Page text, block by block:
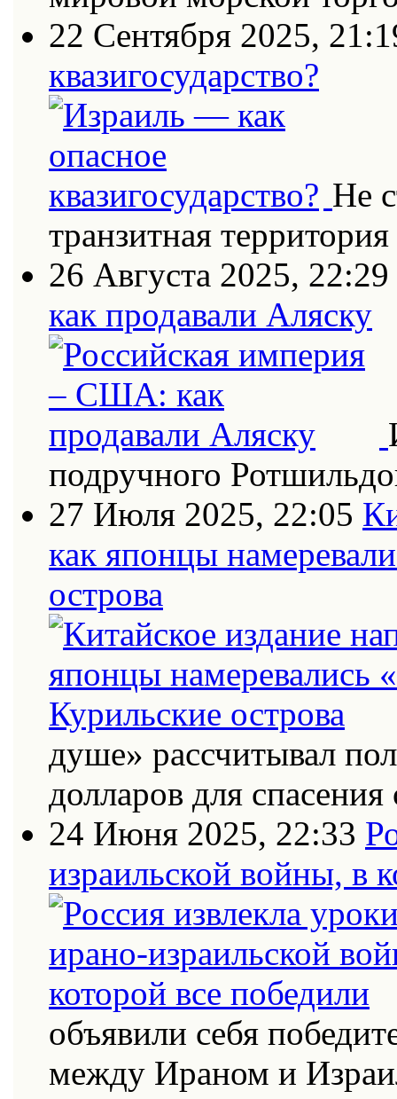
22 Сентября 2025,
квазигосударство?
Не
транзитная территория
26 Августа 2025, 22:29
как продавали Аляску
подручного
27 Июля 2025, 22:05
как японцы
острова
душе» рассчитывал
долларов для спасения
24 Июня 2025, 22:33
израильской войны, в
объявили себя
между Ираном и